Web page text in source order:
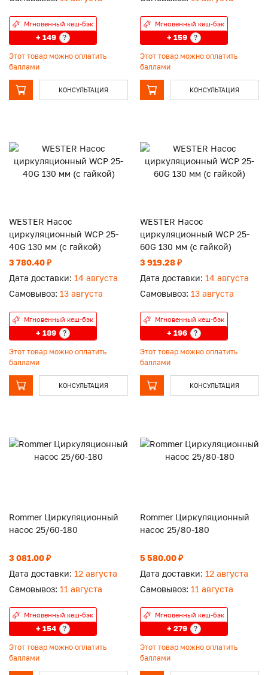
Мгновенный кеш-бэк
+ 149 ?
Этот товар можно оплатить
баллами
КОНСУЛЬТАЦИЯ
Мгновенный кеш-бэк
+ 159 ?
Этот товар можно оплатить
баллами
КОНСУЛЬТАЦИЯ
WESTER Насос
циркуляционный WCP 25-
40G 130 мм (с гайкой)
3 780.40 ₽
Дата доставки: 14 августа
Самовывоз: 13 августа
Мгновенный кеш-бэк
+ 189 ?
Этот товар можно оплатить
баллами
КОНСУЛЬТАЦИЯ
WESTER Насос
циркуляционный WCP 25-
60G 130 мм (с гайкой)
3 919.28 ₽
Дата доставки: 14 августа
Самовывоз: 13 августа
Мгновенный кеш-бэк
+ 196 ?
Этот товар можно оплатить
баллами
КОНСУЛЬТАЦИЯ
Rommer Циркуляционный
насос 25/60-180
3 081.00 ₽
Дата доставки: 12 августа
Самовывоз: 11 августа
Мгновенный кеш-бэк
+ 154 ?
Этот товар можно оплатить
баллами
Rommer Циркуляционный
насос 25/80-180
5 580.00 ₽
Дата доставки: 12 августа
Самовывоз: 11 августа
Мгновенный кеш-бэк
+ 279 ?
Этот товар можно оплатить
баллами